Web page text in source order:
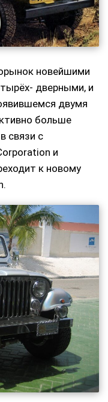
новейшими
дверными, и
двумя
больше
связи с
и
к новому